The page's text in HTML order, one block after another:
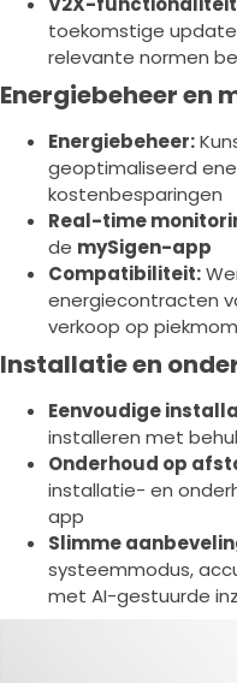
toekomstige
relevante normen
Energiebeheer en
Energiebeheer:
geoptimaliseerd
kostenbesparingen
Real-time
de mySigen-app
Compatibiliteit:
energiecontracten
verkoop op
Installatie en
Eenvoudige
installeren met
Onderhoud op
installatie- en
app
Slimme
systeemmodus,
met AI-gestuurde